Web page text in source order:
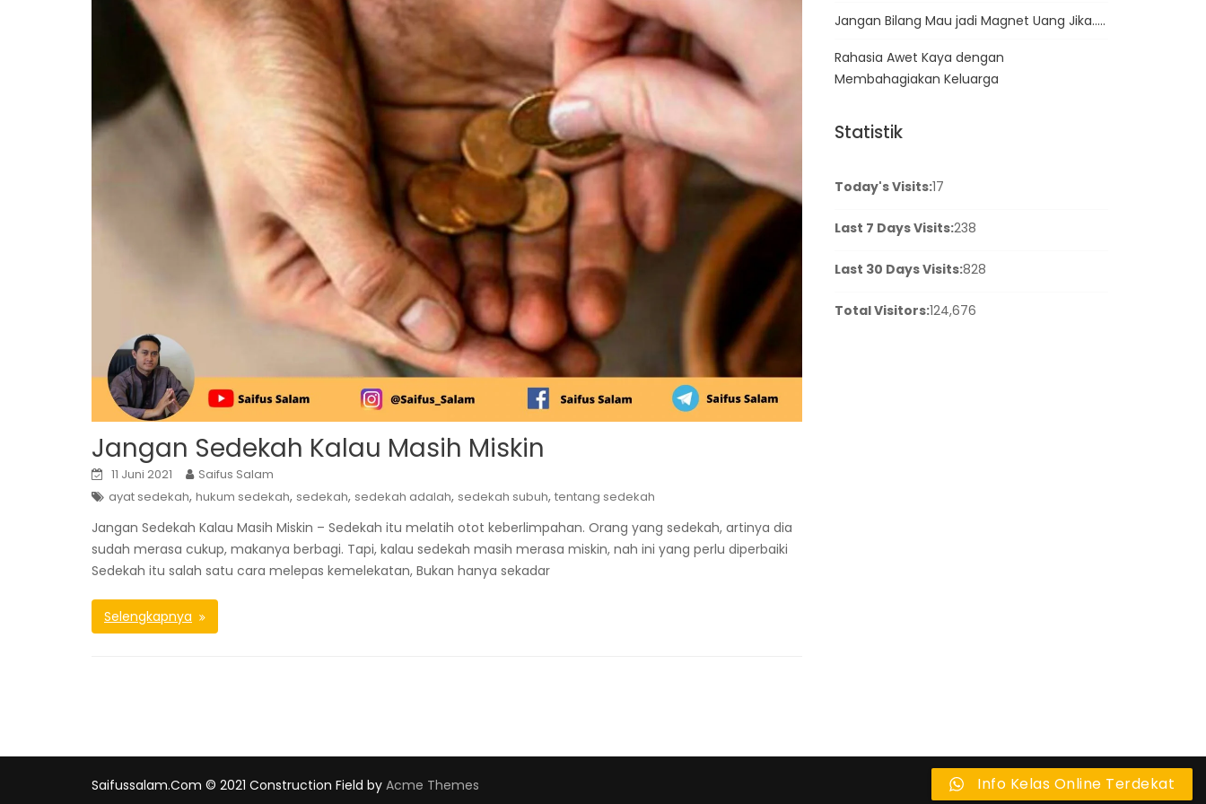
Jangan Sedekah Kalau Masih Miskin
11 Juni 2021
Saifus Salam
ayat sedekah, hukum sedekah, sedekah, sedekah adalah, sedekah subuh, tentang sedekah
Jangan Sedekah Kalau Masih Miskin – Sedekah itu melatih otot keberlimpahan. Orang yang sedekah, artinya dia
sudah merasa cukup, makanya berbagi. Tapi, kalau sedekah masih merasa miskin, nah ini yang perlu diperbaiki
Sedekah itu salah satu cara melepas kemelekatan, Bukan hanya sekadar
Selengkapnya
Jangan Bilang Mau jadi Magnet Uang Jika…..
Rahasia Awet Kaya dengan
Membahagiakan Keluarga
Statistik
Today's Visits:17
Last 7 Days Visits:238
Last 30 Days Visits:828
Total Visitors:124,676
Saifussalam.com © 2021 Construction Field by Acme Themes Info Kelas Online Terdekat